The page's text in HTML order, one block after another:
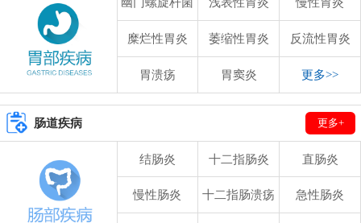
糜烂性胃炎 萎缩性胃炎 反流性胃炎
胃溃疡 胃窦炎 更多>>
肠道疾病 更多+
结肠炎 十二指肠炎 直肠炎
慢性肠炎 十二指肠溃疡 急性肠炎